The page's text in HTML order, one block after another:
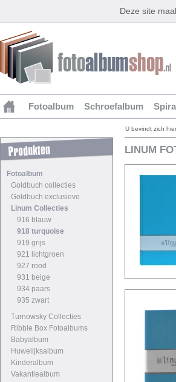
Deze site
Fotoalbum Schroefalbum
Fotoalbum
Goldbuch collecties
Goldbuch exclusieve
Linum Collecties
916 blauw
918 turquoise
919 grijs
921 lichtgroen
927 rood
931 beige
934 paars
935 zwart
Turnowsky Collecties
Ribble Box Fotoalbums
Babyalbum
Huwelijksalbum
Kinderalbum
Vakantiealbum
U bevindt zich
LINUM